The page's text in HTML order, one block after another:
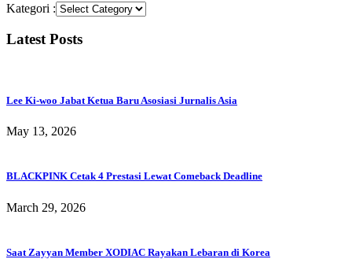
Kategori :
Latest Posts
Lee Ki-woo Jabat Ketua Baru Asosiasi Jurnalis Asia
May 13, 2026
BLACKPINK Cetak 4 Prestasi Lewat Comeback Deadline
March 29, 2026
Saat Zayyan Member XODIAC Rayakan Lebaran di Korea